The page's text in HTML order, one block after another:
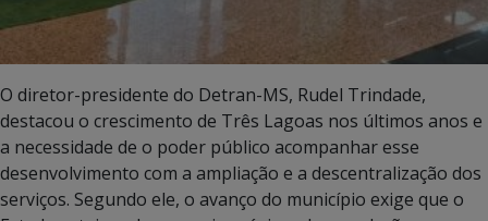
O diretor-presidente do Detran-MS, Rudel Trindade,
destacou o crescimento de Três Lagoas nos últimos anos e
a necessidade de o poder público acompanhar esse
desenvolvimento com a ampliação e a descentralização dos
serviços. Segundo ele, o avanço do município exige que o